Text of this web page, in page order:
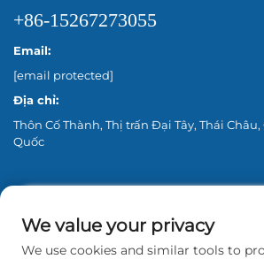
+86-15267273055
Email:
[email protected]
Địa chỉ:
Thôn Cố Thành, Thị trấn Đại Tây, Thái
Quốc
We value your privacy
We use cookies and similar tools to